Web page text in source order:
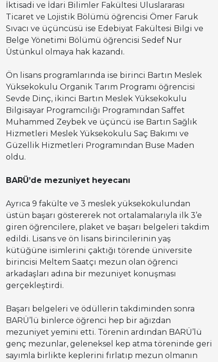
İktisadi ve İdari Bilimler Fakültesi Uluslararası
Ticaret ve Lojistik Bölümü öğrencisi Ömer Faruk
Sıvacı ve üçüncüsü ise Edebiyat Fakültesi Bilgi ve
Belge Yönetimi Bölümü öğrencisi Sedef Nur
Üstünkul olmaya hak kazandı.
Ön lisans programlarında ise birinci Bartın Meslek
Yüksekokulu Organik Tarım Programı öğrencisi
Sevde Dinç, ikinci Bartın Meslek Yüksekokulu
Bilgisayar Programcılığı Programından Saffet
Muhammed Zeybek ve üçüncü ise Bartın Sağlık
Hizmetleri Meslek Yüksekokulu Saç Bakımı ve
Güzellik Hizmetleri Programından Buse Maden
oldu.
BARÜ’de mezuniyet heyecanı
Ayrıca 9 fakülte ve 3 meslek yüksekokulundan
üstün başarı göstererek not ortalamalarıyla ilk 3’e
giren öğrencilere, plaket ve başarı belgeleri takdim
edildi. Lisans ve ön lisans birincilerinin yaş
kütüğüne isimlerini çaktığı törende üniversite
birincisi Meltem Saatçı mezun olan öğrenci
arkadaşları adına bir mezuniyet konuşması
gerçekleştirdi.
Başarı belgeleri ve ödüllerin takdiminden sonra
BARÜ’lü binlerce öğrenci hep bir ağızdan
mezuniyet yemini etti. Törenin ardından BARÜ’lü
genç mezunlar, geleneksel kep atma töreninde geri
sayımla birlikte keplerini fırlatıp mezun olmanın